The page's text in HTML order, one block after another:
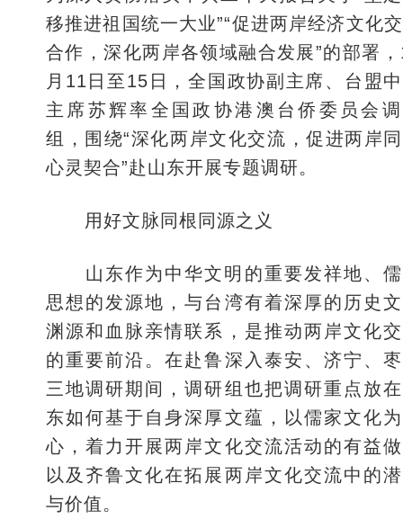
移推进祖国统一大业”“促进两岸经济文化
合作，深化两岸各领域融合发展”的部署
月11日至15日，全国政协副主席、台盟
主席苏辉率全国政协港澳台侨委员会
组，围绕“深化两岸文化交流，促进两岸
心灵契合”赴山东开展专题调研。
用好文脉同根同源之义
山东作为中华文明的重要发祥地、
思想的发源地，与台湾有着深厚的历史
渊源和血脉亲情联系，是推动两岸文化
的重要前沿。在赴鲁深入泰安、济宁、
三地调研期间，调研组也把调研重点放
东如何基于自身深厚文蕴，以儒家文化
心，着力开展两岸文化交流活动的有益
以及齐鲁文化在拓展两岸文化交流中的
与价值。